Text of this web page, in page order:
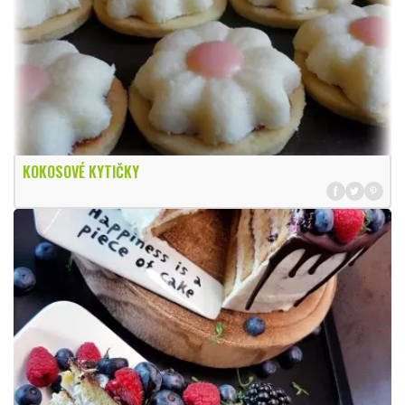
KOKOSOVÉ KYTIČKY